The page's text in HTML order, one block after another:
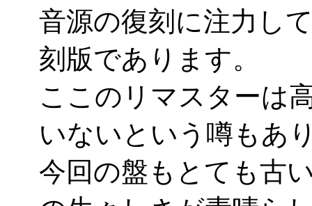
音源の復刻に注力し
刻版であります。
ここのリマスターは
いないという噂もあ
今回の盤もとても古